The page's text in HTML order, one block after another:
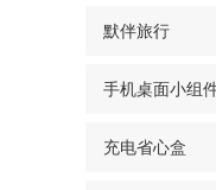
默伴旅行
手机桌面小组
充电省心盒